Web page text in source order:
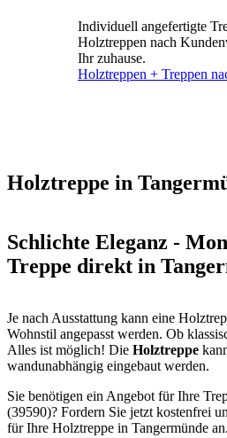
Individuell angefertigte
Holztreppen nach
Ihr zuhause.
Holztreppen + Treppen
Holztreppe in
Schlichte Eleganz -
Treppe direkt in
Je nach Ausstattung kann eine
Wohnstil angepasst werden. Ob
Alles ist möglich! Die Holztreppe
wandunabhängig eingebaut werden.
Sie benötigen ein Angebot für Ihre
(39590)? Fordern Sie jetzt kostenfrei
für Ihre Holztreppe in Tangermünde an.